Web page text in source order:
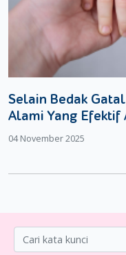
Selain Bedak
Alami Yang Efektif
04 November 2025